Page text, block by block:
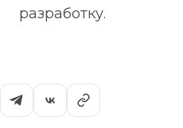
разработку.